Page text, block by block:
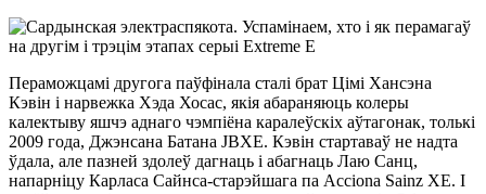
Пераможцамі другога паўфінала сталі брат Цімі Хансэна
Кэвін і нарвежка Хэда Хосас, якія абараняюць колеры
калектыву яшчэ аднаго чэмпіёна каралеўскіх аўтагонак, толькі
2009 года, Джэнсана Батана JBXE. Кэвін стартаваў не надта
ўдала, але пазней здолеў дагнаць і абагнаць Лаю Санц,
напарніцу Карласа Сайнса-старэйшага па Acciona Sainz XE. І